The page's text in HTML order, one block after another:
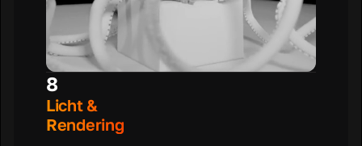
8
Licht &
Rendering